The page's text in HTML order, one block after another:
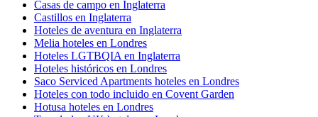
Casas de campo en Inglaterra
Castillos en Inglaterra
Hoteles de aventura en Inglaterra
Melia hoteles en Londres
Hoteles LGTBQIA en Inglaterra
Hoteles históricos en Londres
Saco Serviced Apartments hoteles en Londres
Hoteles con todo incluido en Covent Garden
Hotusa hoteles en Londres